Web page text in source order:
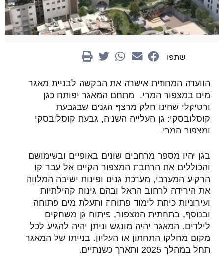
שתפו
הוועדה המחוזית אישרה את הבקשה לבניית מאגר
מים במצפור המרי. מתחם המאגר יפותח כגן
ורטיקלי שהינו חלק מרצף הגנים שבגבעת
קוסלובסקי: גן העלייה השניה, גבעת קוסלובסקי
ומצפור המרי.
בגן יהיו מספר מרחבים שונים באופיים ובשימושם
והכוללים את הרחבת המצפור הקיים אל עבר קו
הרקיע המערבי, מערכת גנים ופינות ישיבה המלווה
את הירידה לרחוב הראל ובהם גינות קהילתיות
ועירוניות כיתת לימוד פתוחה ותעלת מים פתוחה
ובנוסף, בתחתית המצפור, פיתוח גן משחקים
לילדים. המאגר יהיה מונגש וניתן יהיה להגיע לכל
מקום מחלקו התחתון או העליון. בנייתו של המאגר
תחל במהלך 2025 ותארך כשנתיים.